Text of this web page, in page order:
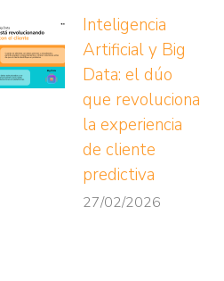
Inteligencia
Artificial y Big
Data: el dúo
que revoluciona
la experiencia
de cliente
predictiva
27/02/2026